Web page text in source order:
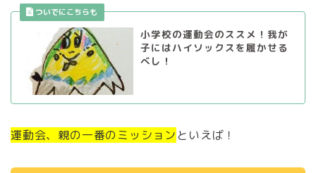
小学校の運動会のススメ！我が
子にはハイソックスを履かせる
べし！
運動会、親の一番のミッションといえば！